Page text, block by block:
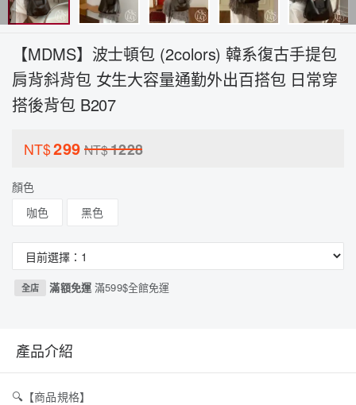
【MDMS】波士頓包 (2colors) 韓系復古手提包
肩背斜背包 女生大容量通勤外出百搭包 日常穿
搭後背包 B207
NT$299 NT$1228
顏色
咖色
黑色
全店 滿額免運滿599$全館免運
產品介紹
🔍 【商品規格】